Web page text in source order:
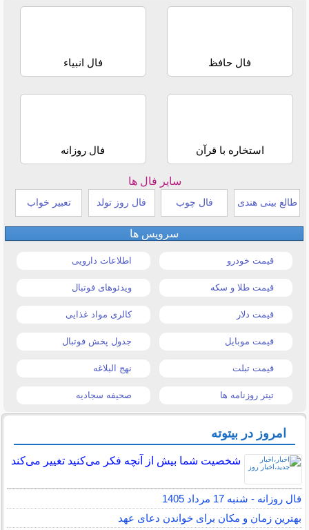
فال حافظ فال انبیاء
استخاره با قرآن فال روزانه
سایر فال ها
طالع بینی هندی فال چوب فال روز تولد تعبیر خواب
سرویس ها
قیمت خودرو اطلاعات دارویی
قیمت طلا و سکه ویدئوهای فوتبال
قیمت دلار کالری مواد غذایی
قیمت موبایل جدول پخش فوتبال
قیمت تبلت نهج البلاغه
تیتر روزنامه ها صحیفه سجادیه
امروز در بیتوته
شخصیت شما بیش از آنچه فکر می‌کنید تغییر می‌کند
فال روزانه - شنبه 17 مرداد 1405
بهترین زمان و مکان برای خواندن دعای عهد